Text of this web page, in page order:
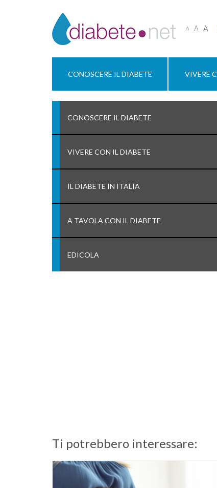
A A A
CONOSCERE IL DIABETE VIVERE
CONOSCERE IL DIABETE
VIVERE CON IL DIABETE
IL DIABETE IN ITALIA
A TAVOLA CON IL DIABETE
EDICOLA
Ti potrebbero interessare: